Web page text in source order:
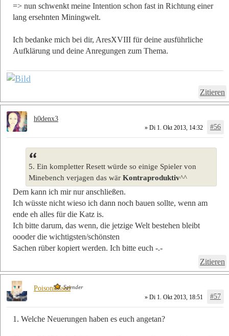
=> nun schwenkt meine Intention schon fast in Richtung einer
lang ersehnten Miningwelt.
Ich bedanke mich bei dir, AresXVIII für deine ausführliche
Aufklärung und deine Anregungen zum Thema.
Zitieren
» Di 1. Okt 2013, 14:32 #56
5. Ein kompletter Resett würde so einige Spieler von
Minebench verjagen das wär Kontraproduktiv^^
Dem kann ich mir nur anschließen.
Ich wüsste nicht wieso ich dann noch bauen sollte, wenn am
ende eh alles für die Katz is.
Ich bitte darum, das wenn, die jetzige Welt bestehen bleibt
oooder die wichtigsten/schönsten
Sachen rüber kopiert werden. Ich bitte euch -.-
Zitieren
h0denx3
» Di 1. Okt 2013, 18:51 #57
1. Welche Neuerungen haben es euch angetan?
PoisonkissedSpender